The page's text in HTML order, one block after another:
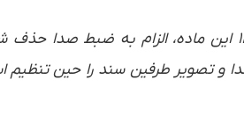
و تصویر طرفین سند را حین تنظیم